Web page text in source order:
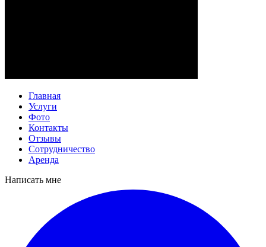
Главная
Услуги
Фото
Контакты
Отзывы
Сотрудничество
Аренда
Написать мне